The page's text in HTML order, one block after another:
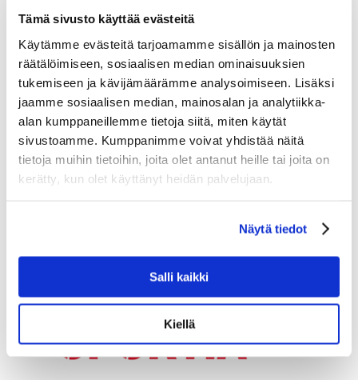
Tämä sivusto käyttää evästeitä
Käytämme evästeitä tarjoamamme sisällön ja mainosten
räätälöimiseen, sosiaalisen median ominaisuuksien
tukemiseen ja kävijämäärämme analysoimiseen. Lisäksi
jaamme sosiaalisen median, mainosalan ja analytiikka-
alan kumppaneillemme tietoja siitä, miten käytät
sivustoamme. Kumppanimme voivat yhdistää näitä
tietoja muihin tietoihin, joita olet antanut heille tai joita on
kerätty, kun olet käyttänyt heidän palvelujaan.
Näytä tiedot
Salli kaikki
Kiellä
Ruotsi